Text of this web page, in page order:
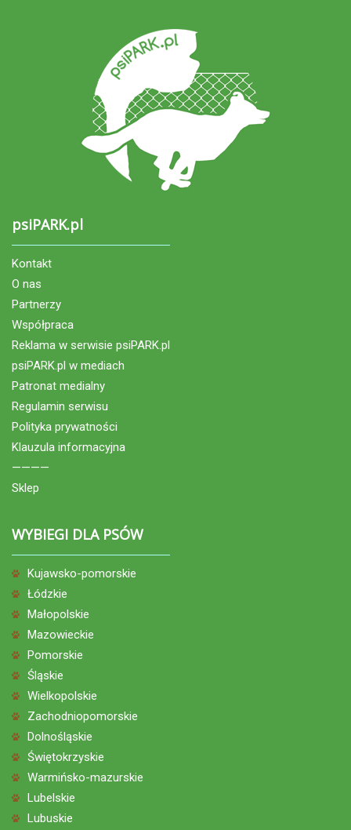
psiPARK.pl
Kontakt
O nas
Partnerzy
Współpraca
Reklama w serwisie psiPARK.pl
psiPARK.pl w mediach
Patronat medialny
Regulamin serwisu
Polityka prywatności
Klauzula informacyjna
————
Sklep
WYBIEGI DLA PSÓW
Kujawsko-pomorskie
Łódzkie
Małopolskie
Mazowieckie
Pomorskie
Śląskie
Wielkopolskie
Zachodniopomorskie
Dolnośląskie
Świętokrzyskie
Warmińsko-mazurskie
Lubelskie
Lubuskie